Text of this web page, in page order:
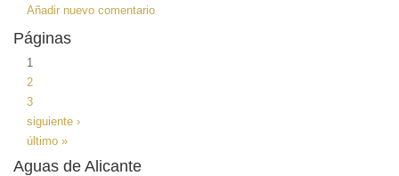
Añadir nuevo comentario
Páginas
1
2
3
siguiente ›
último »
Aguas de Alicante